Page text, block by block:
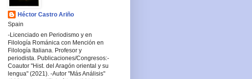
Héctor Castro Ariño
Spain
-Licenciado en Periodismo y en
Filología Románica con Mención en
Filología Italiana. Profesor y
periodista. Publicaciones/Congresos:-
Coautor "Hist. del Aragón oriental y su
lengua" (2021). -Autor "Más Análisis"